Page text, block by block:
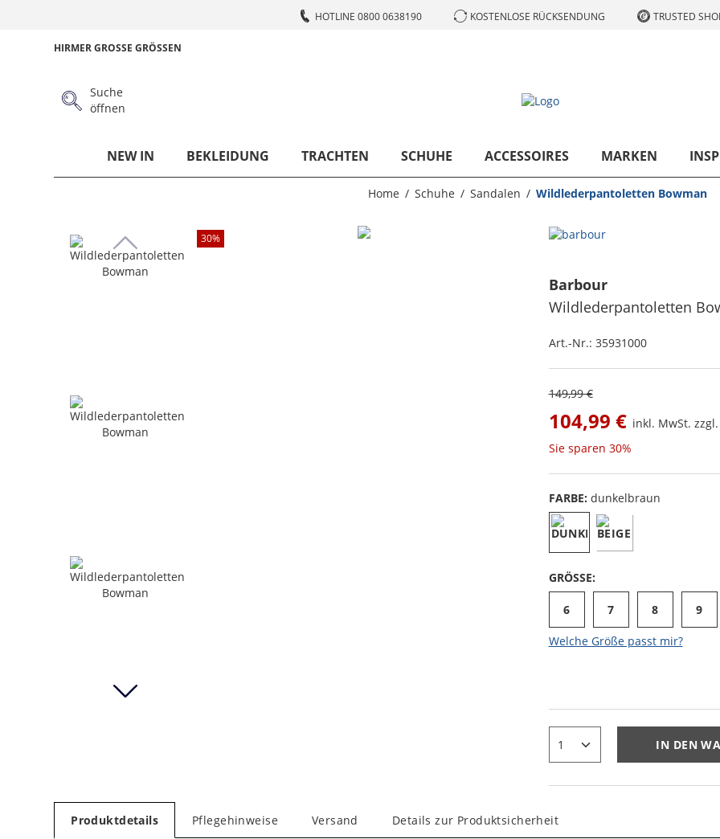
HOTLINE 0800 0638190 KOSTENLOSE RÜCKSENDUNG TRUSTED
HIRMER GROSSE GRÖSSEN
Suche
öffnen
NEW IN BEKLEIDUNG TRACHTEN SCHUHE ACCESSOIRES MARKEN
Home Schuhe Sandalen Wildlederpantoletten Bowman
30%
Barbour
Wildlederpantoletten
Art.-Nr.: 35931000
149,99 €
104,99 € inkl. MwSt. zzgl.
Sie sparen 30%
FARBE: dunkelbraun
GRÖSSE:
6 7 8 9
Welche Größe passt mir?
IN DEN
Produktdetails Pflegehinweise Versand Details zur Produktsicherheit